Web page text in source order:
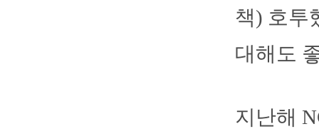
책) 호투
대해도
지난해